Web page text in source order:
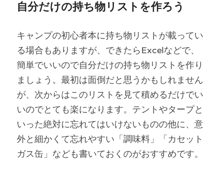
自分だけの持ち物リストを作ろう
キャンプの初心者本に持ち物リストが載ってい
る場合もありますが、できたらExcelなどで、
簡単でいいので自分だけの持ち物リストを作り
ましょう。最初は面倒だと思うかもしれません
が、次からはこのリストを見て積めるだけでい
いのでとても楽になります。テントやタープと
いった絶対に忘れてはいけないものの他に、意
外と細かくて忘れやすい「調味料」「カセット
ガス缶」なども書いておくのがおすすめです。